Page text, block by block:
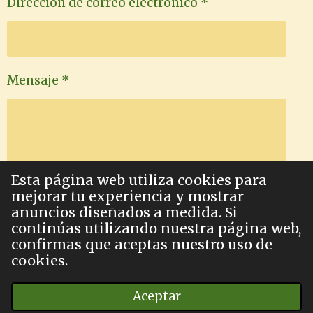
Esta página web utiliza cookies para
mejorar tu experiencia y mostrar
anuncios diseñados a medida. Si
continúas utilizando nuestra página web,
confirmas que aceptas nuestro uso de
cookies.
Aceptar
Mensaje *
Enviar formulario
© 2023 - 2026 Virtud y Revolución
Webador